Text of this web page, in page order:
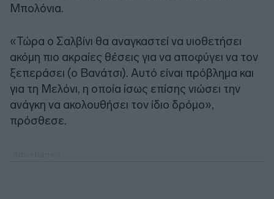
Μπολόνια.
«Τώρα ο Σαλβίνι θα αναγκαστεί να υιοθετήσει
ακόμη πιο ακραίες θέσεις για να αποφύγει να τον
ξεπεράσει (ο Βανάτσι). Αυτό είναι πρόβλημα και
για τη Μελόνι, η οποία ίσως επίσης νιώσει την
ανάγκη να ακολουθήσει τον ίδιο δρόμο»,
πρόσθεσε.